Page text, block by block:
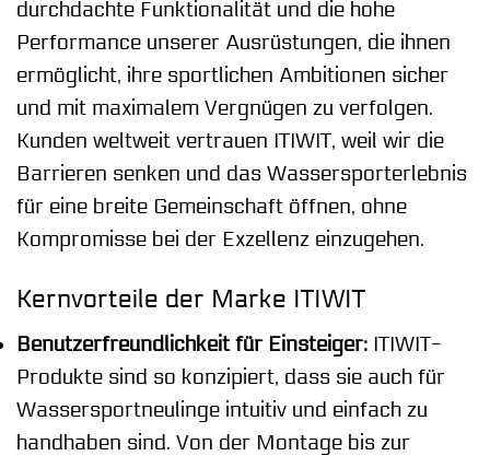
durchdachte Funktionalität und die hohe
Performance unserer Ausrüstungen, die ihnen
ermöglicht, ihre sportlichen Ambitionen sicher
und mit maximalem Vergnügen zu verfolgen.
Kunden weltweit vertrauen ITIWIT, weil wir die
Barrieren senken und das Wassersporterlebnis
für eine breite Gemeinschaft öffnen, ohne
Kompromisse bei der Exzellenz einzugehen.
Kernvorteile der Marke ITIWIT
Benutzerfreundlichkeit für Einsteiger: ITIWIT-
Produkte sind so konzipiert, dass sie auch für
Wassersportneulinge intuitiv und einfach zu
handhaben sind. Von der Montage bis zur